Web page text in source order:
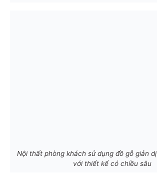
Nội thất phòng khách sử dụng đồ gỗ giản
với thiết kế có chiều sâu